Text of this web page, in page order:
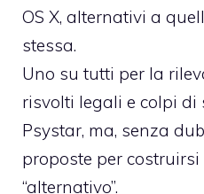
OS X, alternativi a
stessa.
Uno su tutti per la
risvolti legali e colpi di
Psystar, ma, senza
proposte per
“alternativo”.